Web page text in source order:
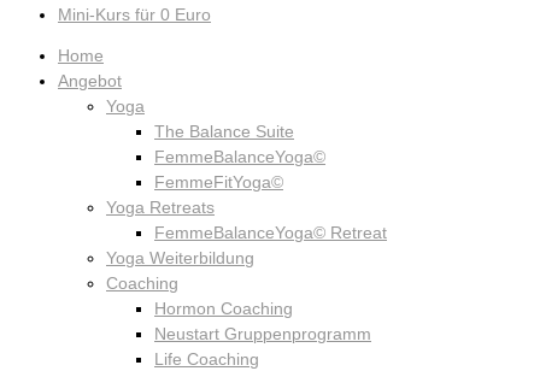
Mini-Kurs für 0 Euro
Home
Angebot
Yoga
The Balance Suite
FemmeBalanceYoga©
FemmeFitYoga©
Yoga Retreats
FemmeBalanceYoga© Retreat
Yoga Weiterbildung
Coaching
Hormon Coaching
Neustart Gruppenprogramm
Life Coaching